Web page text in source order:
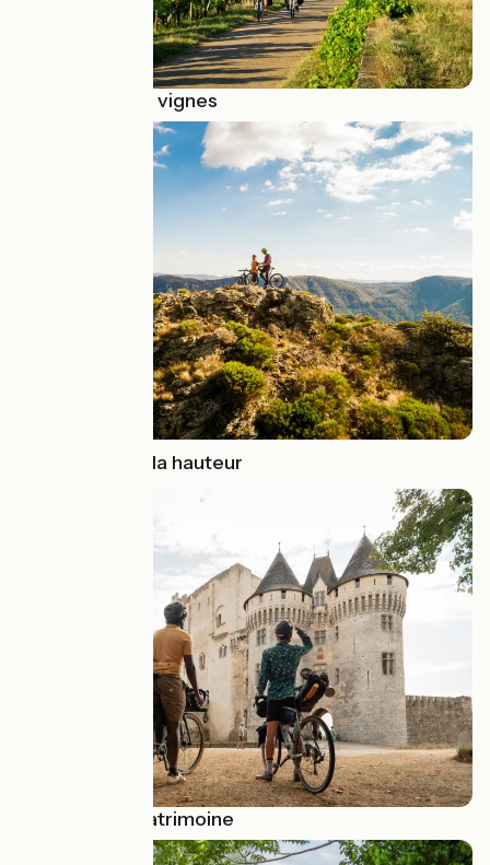
🍇Au cœur des vignes
⛰️ Prendre de la hauteur
🏰 Culture & Patrimoine